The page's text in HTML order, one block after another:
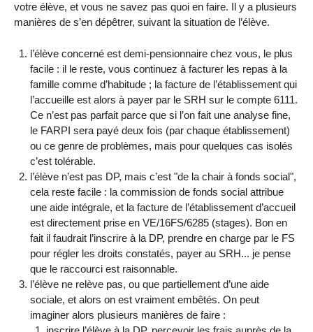
votre élève, et vous ne savez pas quoi en faire. Il y a plusieurs
manières de s’en dépêtrer, suivant la situation de l’élève.
l’élève concerné est demi-pensionnaire chez vous, le plus
facile : il le reste, vous continuez à facturer les repas à la
famille comme d’habitude ; la facture de l’établissement qui
l’accueille est alors à payer par le SRH sur le compte 6111.
Ce n’est pas parfait parce que si l’on fait une analyse fine,
le FARPI sera payé deux fois (par chaque établissement)
ou ce genre de problèmes, mais pour quelques cas isolés
c’est tolérable.
l’élève n’est pas DP, mais c’est "de la chair à fonds social",
cela reste facile : la commission de fonds social attribue
une aide intégrale, et la facture de l’établissement d’accueil
est directement prise en VE/16FS/6285 (stages). Bon en
fait il faudrait l’inscrire à la DP, prendre en charge par le FS
pour régler les droits constatés, payer au SRH... je pense
que le raccourci est raisonnable.
l’élève ne relève pas, ou que partiellement d’une aide
sociale, et alors on est vraiment embêtés. On peut
imaginer alors plusieurs manières de faire :